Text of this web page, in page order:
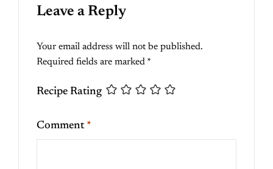
Leave a Reply
Your email address will not be published.
Required fields are marked *
Recipe Rating
Comment *